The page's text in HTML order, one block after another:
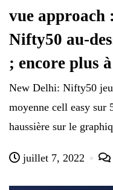
vue approach
Nifty50 au-
; encore plus
New Delhi: Nifty50
moyenne cell easy sur
haussière sur le
juillet 7, 2022